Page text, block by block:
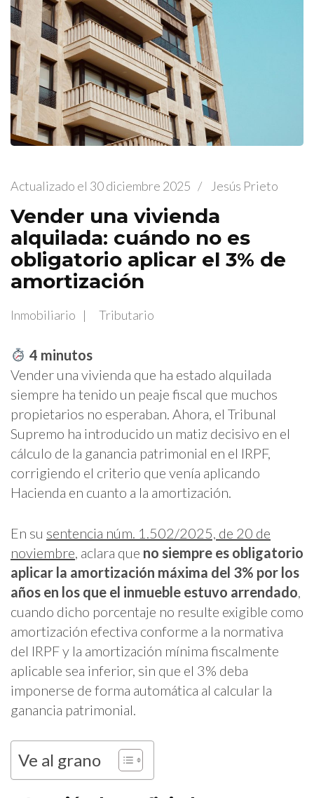
Actualizado el 30 diciembre 2025 / Jesús Prieto
Vender una vivienda
alquilada: cuándo no es
obligatorio aplicar el 3% de
amortización
Inmobiliario Tributario
4 minutos
Vender una vivienda que ha estado alquilada
siempre ha tenido un peaje fiscal que muchos
propietarios no esperaban. Ahora, el Tribunal
Supremo ha introducido un matiz decisivo en el
cálculo de la ganancia patrimonial en el IRPF,
corrigiendo el criterio que venía aplicando
Hacienda en cuanto a la amortización.
En su sentencia núm. 1.502/2025, de 20 de
noviembre, aclara que no siempre es obligatorio
aplicar la amortización máxima del 3% por los
años en los que el inmueble estuvo arrendado,
cuando dicho porcentaje no resulte exigible como
amortización efectiva conforme a la normativa
del IRPF y la amortización mínima fiscalmente
aplicable sea inferior, sin que el 3% deba
imponerse de forma automática al calcular la
ganancia patrimonial.
Ve al grano